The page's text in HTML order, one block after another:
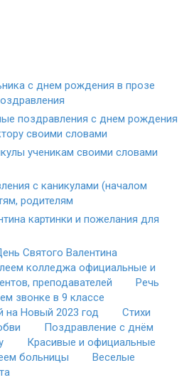
поздравления с днем рождения
своими словами
с каникулами (началом
родителям
Святого Валентина
колледжа официальные и
преподавателей
Речь
звонке в 9 классе
на Новый 2023 год
Стихи
Поздравление с днём
Красивые и официальные
больницы
Веселые